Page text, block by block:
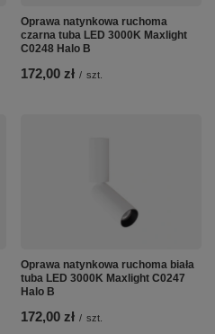
Oprawa natynkowa ruchoma
czarna tuba LED 3000K Maxlight
C0248 Halo B
172,00 zł / szt.
Oprawa natynkowa ruchoma biała
tuba LED 3000K Maxlight C0247
Halo B
172,00 zł / szt.